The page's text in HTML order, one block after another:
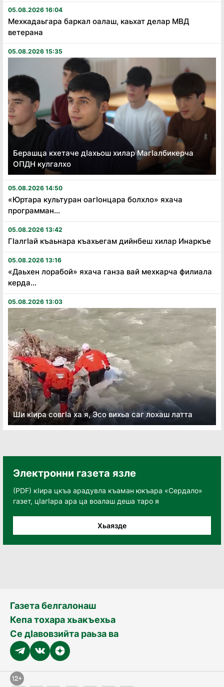
05.08.2026 16:04
Мехкадаьгара баркал оалаш, каьхат делар МВД
ветерана
05.08.2026 15:35
Берашца кхетаче дӏахьош хилар Магӏалбикерча
ОПДН кулгалхо
05.08.2026 14:50
«Юртара культуран оагӏонцара болхло» яхача
программан...
05.08.2026 13:42
Гӏалгӏай къаьнара къахьегам дийнбеш хилар Инаркъе
05.08.2026 13:16
«Даьхен лорабой» яхача ганза вай мехкарча филиала
керда...
05.08.2026 13:03
Ши кӏира совгӏа ха я, Эсо вихьа саг лохаш латта
Электронни газета язле
(PDF) кӀира цкъа арадувла къаман юкъара «Сердало»
газет, цӀагӀара ара ца воалаш деша таро я
Хьаязде
Газета белгалонаш
Кепа тохара хьакъехьа
Се дӀавовзийта раьза ва